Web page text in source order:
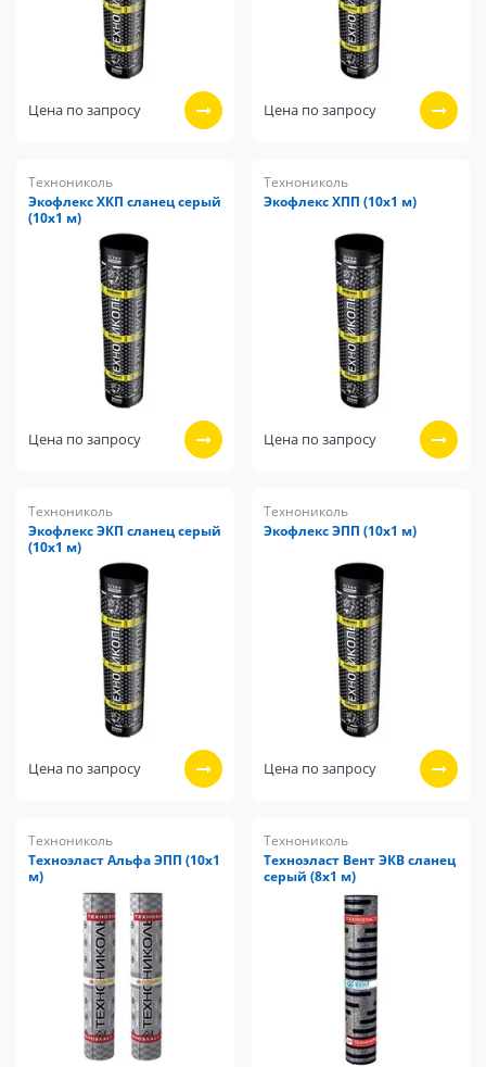
Цена по запросу Цена по запросу
Технониколь
Экофлекс ХКП сланец серый
(10х1 м)
Цена по запросу
Технониколь
Экофлекс ХПП (10х1 м)
Цена по запросу
Технониколь
Экофлекс ЭКП сланец серый
(10х1 м)
Цена по запросу
Технониколь
Экофлекс ЭПП (10х1 м)
Цена по запросу
Технониколь
Техноэласт Альфа ЭПП (10х1
м)
Технониколь
Техноэласт Вент ЭКВ сланец
серый (8х1 м)